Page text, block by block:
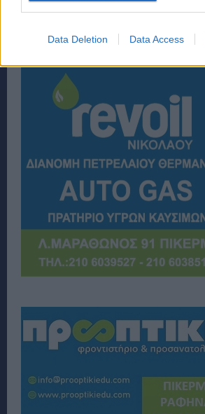
Data Deletion Data Access